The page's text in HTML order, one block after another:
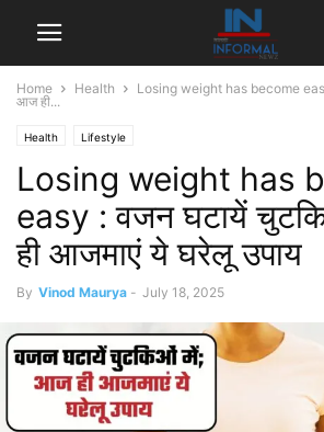
Home Health
Losing weight has become
आज ही...
Health Lifestyle
Losing weight has
easy : वजन घटायें
ही आजमाएं ये घरेलू उपाय
By Vinod Maurya - July 18, 2025